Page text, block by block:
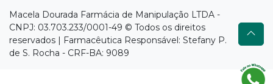
Macela Dourada Farmácia de Manipulação LTDA -
CNPJ: 03.703.233/0001-49 © Todos os direitos
reservados | Farmacêutica Responsável: Stefany P.
de S. Rocha - CRF-BA: 9089